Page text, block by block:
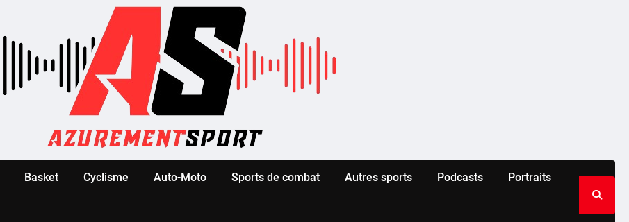
Basket Cyclisme Auto-Moto Sports de combat Autres sports Podcasts Portraits